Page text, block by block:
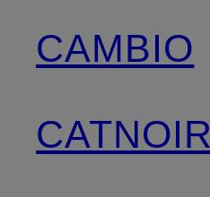
CAMBIO
CATNOIR